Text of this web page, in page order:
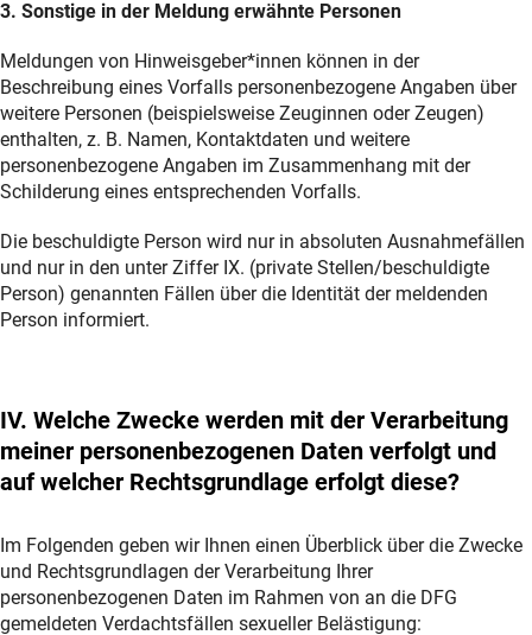
3. Sonstige in der Meldung erwähnte Personen
Meldungen von Hinweisgeber*innen können in der
Beschreibung eines Vorfalls personenbezogene Angaben über
weitere Personen (beispielsweise Zeuginnen oder Zeugen)
enthalten, z. B. Namen, Kontaktdaten und weitere
personenbezogene Angaben im Zusammenhang mit der
Schilderung eines entsprechenden Vorfalls.
Die beschuldigte Person wird nur in absoluten Ausnahmefällen
und nur in den unter Ziffer IX. (private Stellen/beschuldigte
Person) genannten Fällen über die Identität der meldenden
Person informiert.
IV. Welche Zwecke werden mit der Verarbeitung
meiner personenbezogenen Daten verfolgt und
auf welcher Rechtsgrundlage erfolgt diese?
Im Folgenden geben wir Ihnen einen Überblick über die Zwecke
und Rechtsgrundlagen der Verarbeitung Ihrer
personenbezogenen Daten im Rahmen von an die DFG
gemeldeten Verdachtsfällen sexueller Belästigung: